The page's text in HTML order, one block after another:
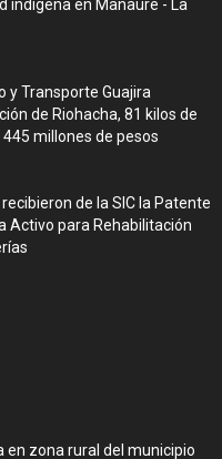
indígena en Manaure - La
y Transporte Guajira
de Riohacha, 81 kilos de
millones de pesos
de la SIC la Patente
Activo para Rehabilitación
en zona rural del municipio